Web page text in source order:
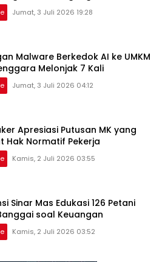
Jumat, 3 Juli 2026 19:28
Malware Berkedok AI ke UMKM
Melonjak 7 Kali
Jumat, 3 Juli 2026 04:12
Apresiasi Putusan MK yang
Hak Normatif Pekerja
Kamis, 2 Juli 2026 03:55
Sinar Mas Edukasi 126 Petani
soal Keuangan
Kamis, 2 Juli 2026 03:52